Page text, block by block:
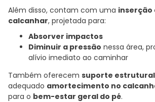
Além disso, contam com uma inserção
calcanhar, projetada para:
Absorver impactos
Diminuir a pressão nessa área,
alívio imediato ao caminhar
Também oferecem suporte
adequado amortecimento no
para o bem-estar geral do pé.